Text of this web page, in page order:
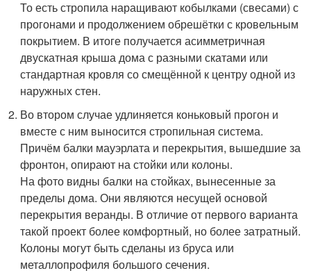
То есть стропила наращивают кобылками (свесами) с
прогонами и продолжением обрешётки с кровельным
покрытием. В итоге получается асимметричная
двускатная крыша дома с разными скатами или
стандартная кровля со смещённой к центру одной из
наружных стен.
Во втором случае удлиняется коньковый прогон и
вместе с ним выносится стропильная система.
Причём балки мауэрлата и перекрытия, вышедшие за
фронтон, опирают на стойки или колоны.
На фото видны балки на стойках, вынесенные за
пределы дома. Они являются несущей основой
перекрытия веранды. В отличие от первого варианта
такой проект более комфортный, но более затратный.
Колоны могут быть сделаны из бруса или
металлопрофиля большого сечения.